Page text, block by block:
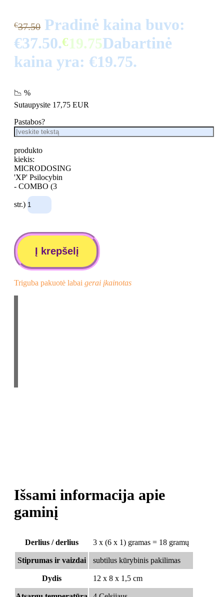
€37.50 Pradinė kaina buvo:
€37.50.€19.75Dabartinė
kaina yra: €19.75.
📉 %
Sutaupysite 17,75 EUR
Pastabos?
produkto
kiekis:
MICRODOSING
'XP' Psilocybin
- COMBO (3
str.)
Į krepšelį
Triguba pakuotė labai gerai įkainotas
Išsami informacija apie
gaminį
Derlius / derlius 3 x (6 x 1) gramas = 18 gramų
Stiprumas ir vaizdai subtilus kūrybinis pakilimas
Dydis 12 x 8 x 1,5 cm